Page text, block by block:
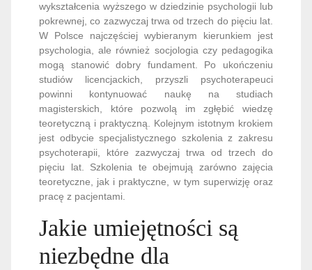
wykształcenia wyższego w dziedzinie psychologii lub
pokrewnej, co zazwyczaj trwa od trzech do pięciu lat.
W Polsce najczęściej wybieranym kierunkiem jest
psychologia, ale również socjologia czy pedagogika
mogą stanowić dobry fundament. Po ukończeniu
studiów licencjackich, przyszli psychoterapeuci
powinni kontynuować naukę na studiach
magisterskich, które pozwolą im zgłębić wiedzę
teoretyczną i praktyczną. Kolejnym istotnym krokiem
jest odbycie specjalistycznego szkolenia z zakresu
psychoterapii, które zazwyczaj trwa od trzech do
pięciu lat. Szkolenia te obejmują zarówno zajęcia
teoretyczne, jak i praktyczne, w tym superwizję oraz
pracę z pacjentami.
Jakie umiejętności są
niezbędne dla